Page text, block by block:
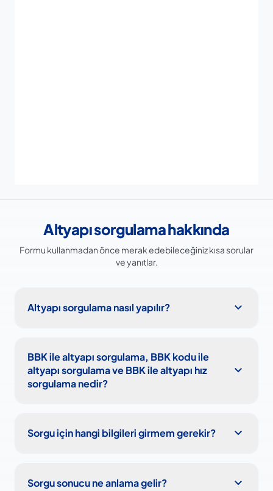
Altyapı sorgulama hakkında
Formu kullanmadan önce merak edebileceğiniz kısa sorular
ve yanıtlar.
Altyapı sorgulama nasıl yapılır? expand_more
BBK ile altyapı sorgulama, BBK kodu ile
altyapı sorgulama ve BBK ile altyapı hız
sorgulama nedir?
expand_more
Sorgu için hangi bilgileri girmem gerekir? expand_more
Sorgu sonucu ne anlama gelir? expand_more